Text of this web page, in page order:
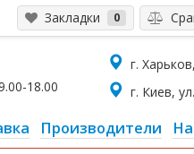
Закладки 0
18.00
г.
г. Киев,
Производители